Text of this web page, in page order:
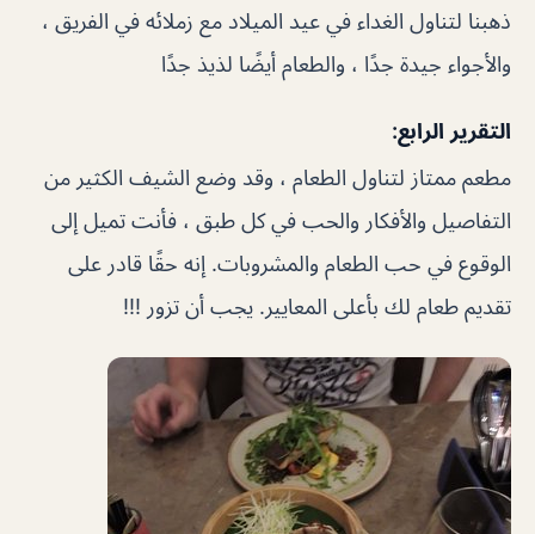
ذهبنا لتناول الغداء في عيد الميلاد مع زملائه في الفريق ،
والأجواء جيدة جدًا ، والطعام أيضًا لذيذ جدًا
التقرير الرابع:
مطعم ممتاز لتناول الطعام ، وقد وضع الشيف الكثير من
التفاصيل والأفكار والحب في كل طبق ، فأنت تميل إلى
الوقوع في حب الطعام والمشروبات. إنه حقًا قادر على
تقديم طعام لك بأعلى المعايير. يجب أن تزور !!!